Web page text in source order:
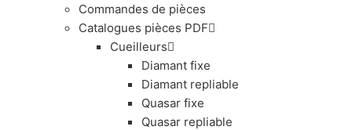
Commandes de pièces
Catalogues pièces PDF
Cueilleurs
Diamant fixe
Diamant repliable
Quasar fixe
Quasar repliable